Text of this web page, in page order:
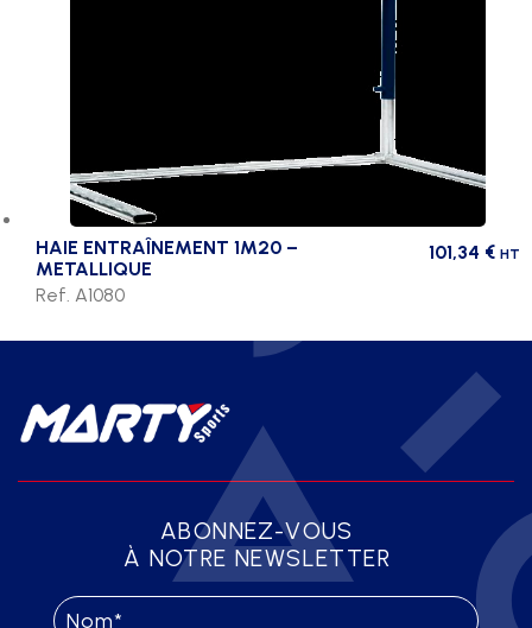
HAIE ENTRAÎNEMENT 1M20 –
METALLIQUE
101,34 € HT
Ref. A1080
ABONNEZ-VOUS
À NOTRE NEWSLETTER